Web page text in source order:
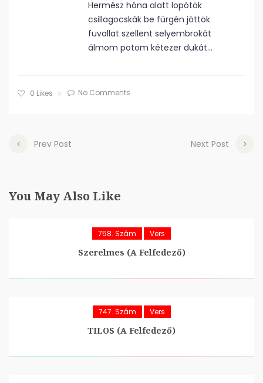
Hermész hóna alatt lopótök
csillagocskák be fürgén jöttök
fuvallat szellent selyembrokát
álmom potom kétezer dukát…
0 Likes No Comments
Prev Post Next Post
You May Also Like
758. Szám Vers
Szerelmes (A Felfedező)
747. Szám Vers
TILOS (A Felfedező)